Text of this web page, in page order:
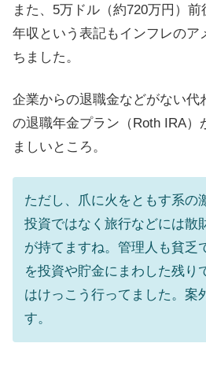
また、5万ドル（約720万円）
年収という表記もインフレのア
ちました。
企業からの退職金などがない代
の退職年金プラン（Roth IRA）
ましいところ。
ただし、爪に火をともす系の
投資ではなく旅行などには散
が持てますね。管理人も貧乏
を投資や貯金にまわした残り
はけっこう行ってました。案
す。